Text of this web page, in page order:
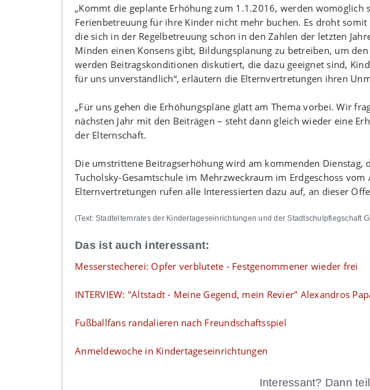
„Kommt die geplante Erhöhung zum 1.1.2016, werden womöglich
Ferienbetreuung für ihre Kinder nicht mehr buchen. Es droht
die sich in der Regelbetreuung schon in den Zahlen der letzten
Minden einen Konsens gibt, Bildungsplanung zu betreiben, um
werden Beitragskonditionen diskutiert, die dazu geeignet sind,
für uns unverständlich“, erläutern die Elternvertretungen ihren
„Für uns gehen die Erhöhungspläne glatt am Thema vorbei. Wir
nächsten Jahr mit den Beiträgen – steht dann gleich wieder eine
der Elternschaft.
Die umstrittene Beitragserhöhung wird am kommenden
Tucholsky-Gesamtschule im Mehrzweckraum im Erdgeschoss
Elternvertretungen rufen alle Interessierten dazu auf, an dieser
(Text: Stadtelternrates der Kindertageseinrichtungen und der Stadtschulpflegschaft
Das ist auch interessant:
Messerstecherei: Opfer verblutete - Festgenommener wieder frei
INTERVIEW: "Altstadt - Meine Gegend, mein Revier" Alexandros
Fußballfans randalieren nach Freundschaftsspiel
Anmeldewoche in Kindertageseinrichtungen
Interessant? Dann